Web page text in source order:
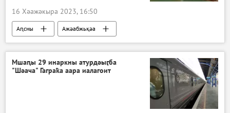
16 Хәажәкыра 2023, 16:50
Аԥсны
Ажәабжьқәа
Аслан Бжьаниа
Мшаԥы 29 инаркны атурдәыӷба
"Шәача" Гаграҟа аара иалагоит